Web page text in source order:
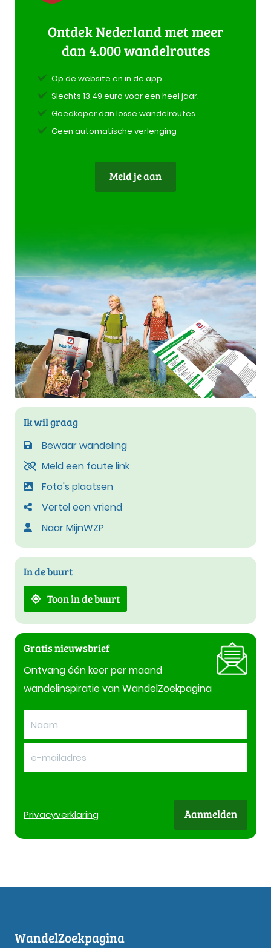
Ontdek Nederland met meer
dan 4.000 wandelroutes
Op de website en in de app
Slechts 13,49 euro voor een heel jaar.
Goedkoper dan losse wandelroutes
Geen automatische verlenging
Meld je aan
Ik wil graag
Bewaar wandeling
Meld een foute link
Foto's plaatsen
Vertel een vriend
Naar MijnWZP
In de buurt
Toon in de buurt
Gratis nieuwsbrief
Ontvang één keer per maand
wandelinspiratie van WandelZoekpagina
Privacyverklaring Aanmelden
WandelZoekpagina